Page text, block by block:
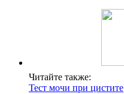
Читайте также:
Тест мочи при цистите